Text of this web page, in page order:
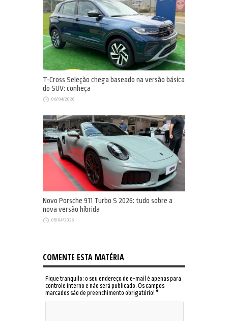
T-Cross Seleção chega baseado na versão básica
do SUV: conheça
06/04/2026
Novo Porsche 911 Turbo S 2026: tudo sobre a
nova versão híbrida
05/04/2026
COMENTE ESTA MATÉRIA
Fique tranquilo: o seu endereço de e-mail é apenas para
controle interno e não será publicado. Os campos
marcados são de preenchimento obrigatório! *